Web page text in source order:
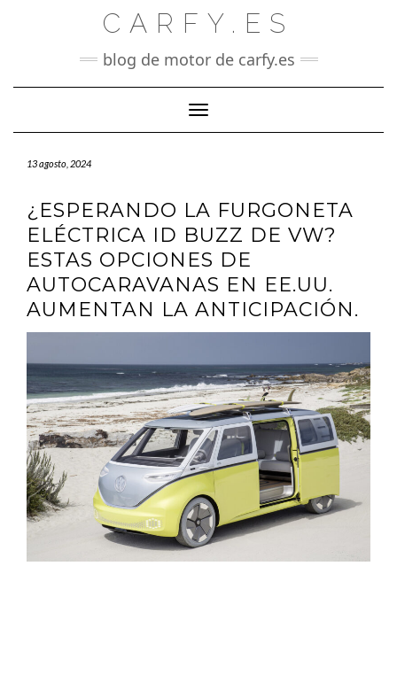
CARFY.ES
blog de motor de carfy.es
Cambiar modo de navegación
13 agosto, 2024
¿ESPERANDO LA FURGONETA
ELÉCTRICA ID BUZZ DE VW?
ESTAS OPCIONES DE
AUTOCARAVANAS EN EE.UU.
AUMENTAN LA ANTICIPACIÓN.